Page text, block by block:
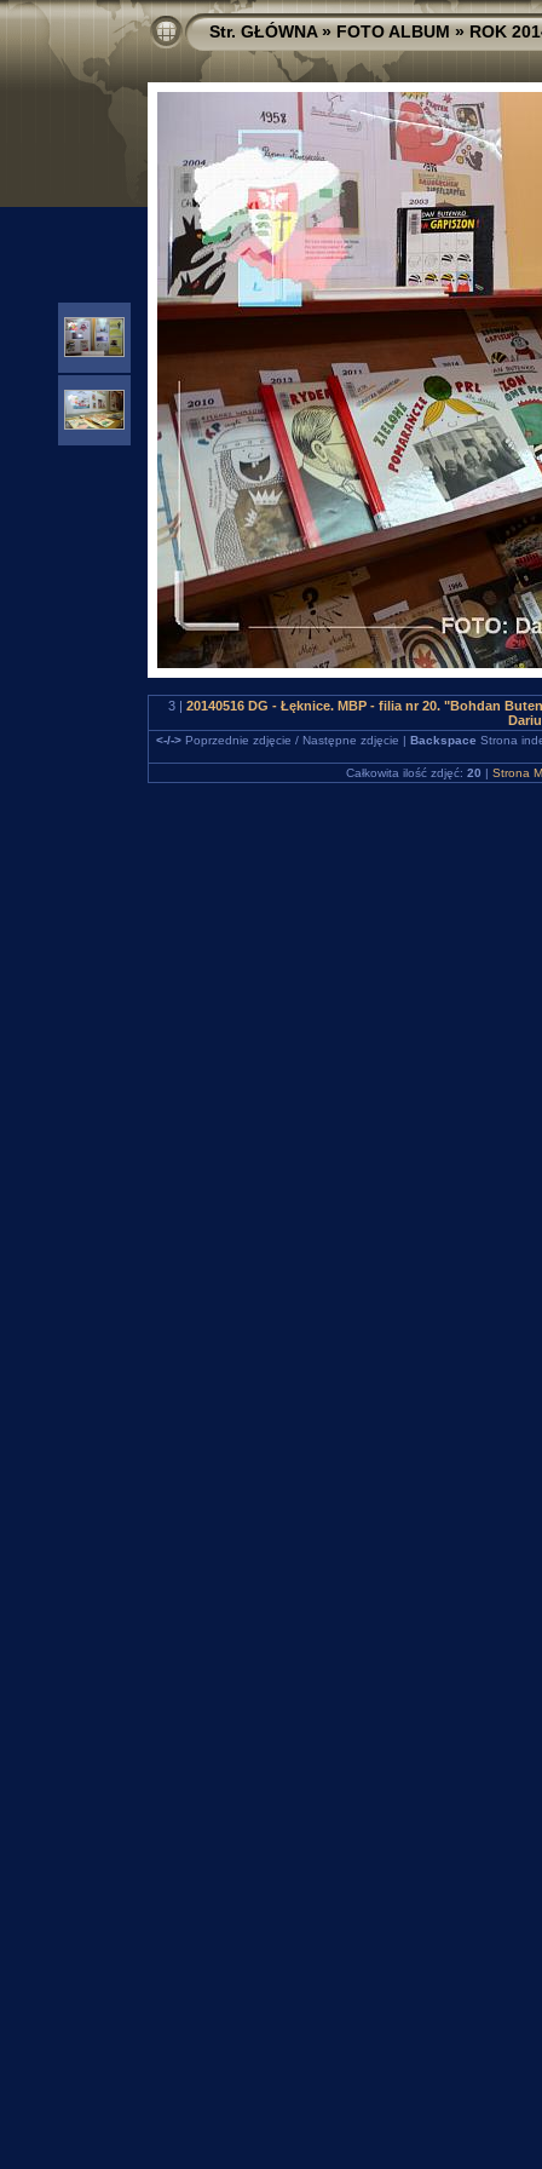
Str. GŁÓWNA»FOTO ALBUM»ROK
3 | 20140516 DG - Łęknice. MBP - filia nr 20. "Bohdan
<-/->Poprzednie zdjęcie / Następne zdjęcie | Backspace Strona
Całkowita ilość zdjęć: 20 | Strona